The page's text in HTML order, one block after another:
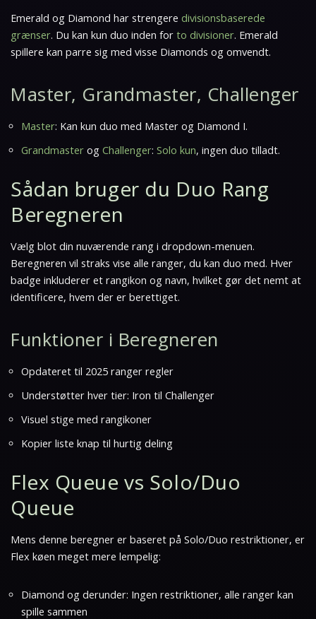
Emerald og Diamond har strengere divisionsbaserede
grænser. Du kan kun duo inden for to divisioner. Emerald
spillere kan parre sig med visse Diamonds og omvendt.
Master, Grandmaster, Challenger
Master: Kan kun duo med Master og Diamond I.
Grandmaster og Challenger: Solo kun, ingen duo tilladt.
Sådan bruger du Duo Rang
Beregneren
Vælg blot din nuværende rang i dropdown-menuen.
Beregneren vil straks vise alle ranger, du kan duo med. Hver
badge inkluderer et rangikon og navn, hvilket gør det nemt at
identificere, hvem der er berettiget.
Funktioner i Beregneren
Opdateret til 2025 ranger regler
Understøtter hver tier: Iron til Challenger
Visuel stige med rangikoner
Kopier liste knap til hurtig deling
Flex Queue vs Solo/Duo
Queue
Mens denne beregner er baseret på Solo/Duo restriktioner, er
Flex køen meget mere lempelig:
Diamond og derunder: Ingen restriktioner, alle ranger kan
spille sammen